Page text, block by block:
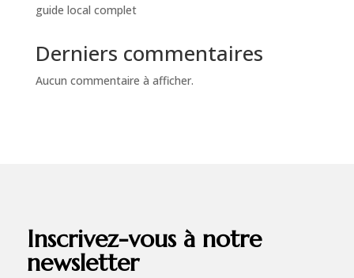
guide local complet
Derniers commentaires
Aucun commentaire à afficher.
Inscrivez-vous à notre
newsletter